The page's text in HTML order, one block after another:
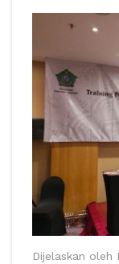
Dijelaskan oleh